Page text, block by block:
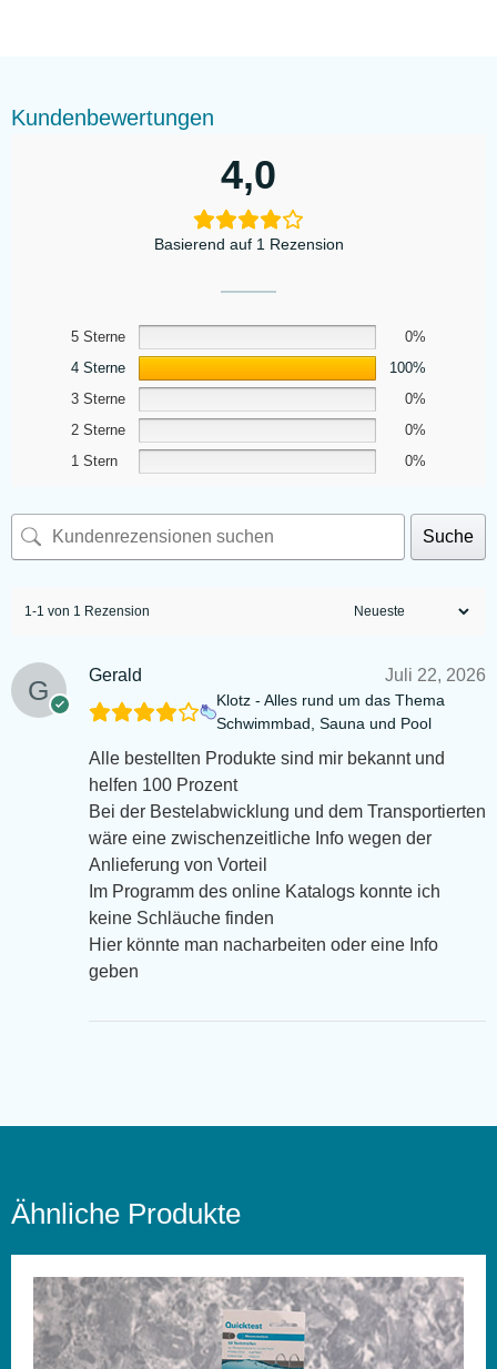
Kundenbewertungen
4,0
Basierend auf 1 Rezension
5 Sterne
0%
4 Sterne
100%
3 Sterne
0%
2 Sterne
0%
1 Stern
0%
Suche
1-1 von 1 Rezension
Gerald Juli 22, 2026
Klotz - Alles rund um das Thema
Schwimmbad, Sauna und Pool
Alle bestellten Produkte sind mir bekannt und
helfen 100 Prozent
Bei der Bestelabwicklung und dem Transportierten
wäre eine zwischenzeitliche Info wegen der
Anlieferung von Vorteil
Im Programm des online Katalogs konnte ich
keine Schläuche finden
Hier könnte man nacharbeiten oder eine Info
geben
Ähnliche Produkte